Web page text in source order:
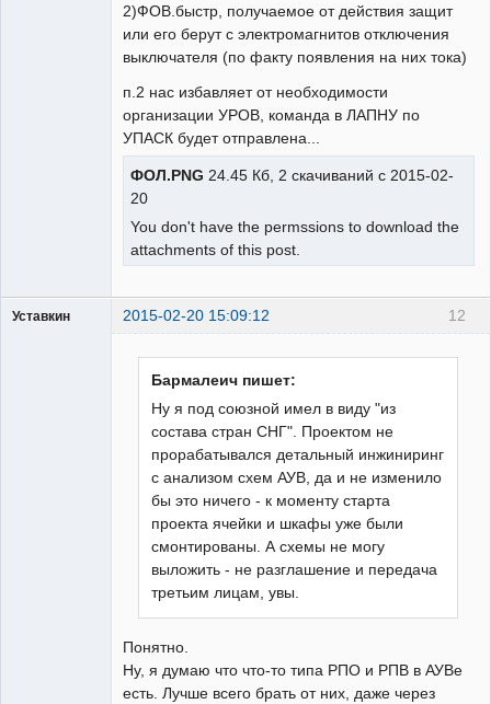
2)ФОВ.быстр, получаемое от действия защит
или его берут с электромагнитов отключения
выключателя (по факту появления на них тока)
п.2 нас избавляет от необходимости
организации УРОВ, команда в ЛАПНУ по
УПАСК будет отправлена...
ФОЛ.PNG 24.45 Кб, 2 скачиваний с 2015-02-
20
You don't have the permssions to download the
attachments of this post.
12
Уставкин 2015-02-20 15:09:12
Бармалеич пишет:
Ну я под союзной имел в виду "из
состава стран СНГ". Проектом не
прорабатывался детальный инжиниринг
с анализом схем АУВ, да и не изменило
бы это ничего - к моменту старта
проекта ячейки и шкафы уже были
смонтированы. А схемы не могу
выложить - не разглашение и передача
третьим лицам, увы.
Понятно.
Ну, я думаю что что-то типа РПО и РПВ в АУВе
есть. Лучше всего брать от них, даже через